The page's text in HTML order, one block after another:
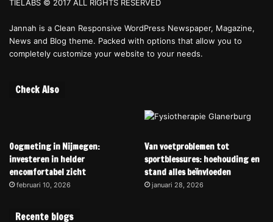
TIELABS © 2017 ALL RIGHTS RESERVED
Jannah is a Clean Responsive WordPress Newspaper, Magazine,
News and Blog theme. Packed with options that allow you to
completely customize your website to your needs.
Check Also
Oogmeting in Nijmegen:
investeren in helder
encomfortabel zicht
februari 10, 2026
Van voetproblemen tot
sportblessures: hoehouding en
stand alles beïnvloeden
januari 28, 2026
Recente blogs